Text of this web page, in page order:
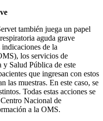
también juega un papel
aguda grave
de la
los servicios de
Salud Pública de este
que ingresan con estos
las muestras. En este caso, se
Todas estas acciones se
Nacional de
a la OMS.